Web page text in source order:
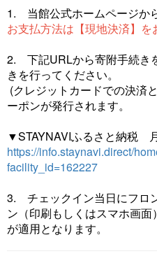
1. 当館公式ホームページか
お支払方法は【現地決済】を
2. 下記URLから寄附手続き
きを行ってください。
(クレジットカードでの決済
ーポンが発行されます。
▼STAYNAVIふるさと納税
https://info.staynavi.direct/
facility_id=162227
3. チェックイン当日にフロ
ン（印刷もしくはスマホ画
が適用となります。